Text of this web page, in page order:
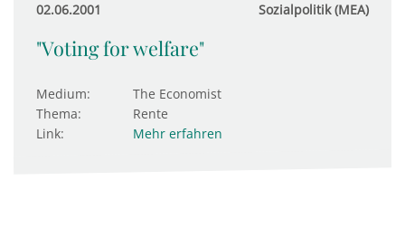
02.06.2001 Sozialpolitik (MEA)
"Voting for welfare"
Medium:
The Economist
Thema:
Rente
Link:
Mehr erfahren